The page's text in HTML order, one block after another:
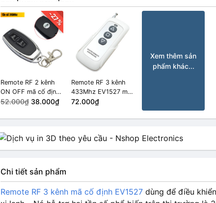
-27%
Remote RF 2 kênh
ON OFF mã cố định
EV1527 315Mhz
52.000₫ 38.000₫
Remote RF 3 kênh
433Mhz EV1527 mã
cố định có đế gắn
72.000₫
Xem thêm sản
phẩm khác...
Chi tiết sản phẩm
Remote RF 3 kênh mã cố định EV1527 dùng để điều